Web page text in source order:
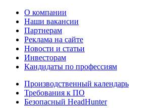
О компании
Наши вакансии
Партнерам
Реклама на сайте
Новости и статьи
Инвесторам
Кандидаты по профессиям
Производственный календарь
Требования к ПО
Безопасный HeadHunter